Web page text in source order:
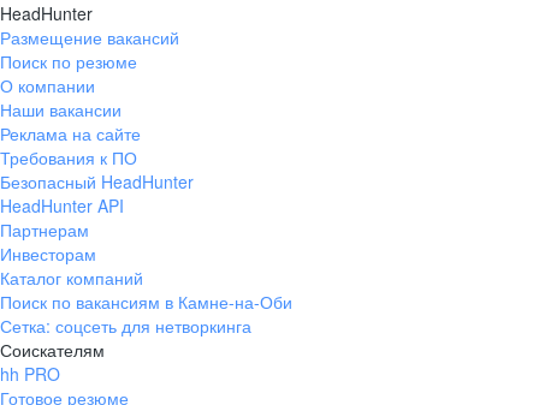
HeadHunter
Размещение вакансий
Поиск по резюме
О компании
Наши вакансии
Реклама на сайте
Требования к ПО
Безопасный HeadHunter
HeadHunter API
Партнерам
Инвесторам
Каталог компаний
Поиск по вакансиям в Камне-на-Оби
Сетка: соцсеть для нетворкинга
Соискателям
hh PRO
Готовое резюме